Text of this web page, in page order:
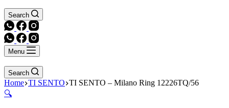
Search
Menu
Search
Home TI SENTO TI SENTO – Milano Ring 12226TQ/56
🔍